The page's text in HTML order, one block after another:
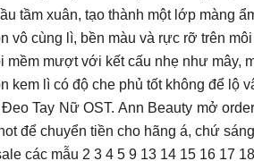
tầm xuân, tạo thành một lớp màng
vô cùng lì, bền màu và rực rỡ trên môi
mềm mượt với kết cấu nhẹ như mây,
kem lì có độ che phủ tốt không để lộ
Tay Nữ OST. Ann Beauty mở
để chuyển tiền cho hãng á, chứ
các mẫu 2 3 4 5 9 13 14 15 16 17 18